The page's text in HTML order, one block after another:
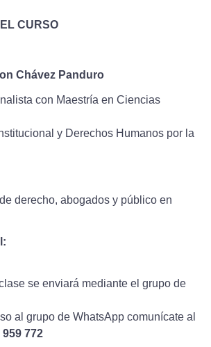
CURSO
Chávez Panduro
con Maestría en Ciencias
y Derechos Humanos por la
derecho, abogados y público en
se enviará mediante el grupo de
al grupo de WhatsApp comunícate al
959 772